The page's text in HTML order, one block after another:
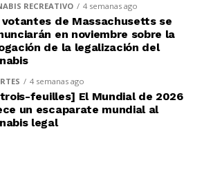
RECREATIVO 4 semanas ago
votantes de Massachusetts se
en noviembre sobre la
de la legalización del
4 semanas ago
feuilles] El Mundial de 2026
un escaparate mundial al
legal